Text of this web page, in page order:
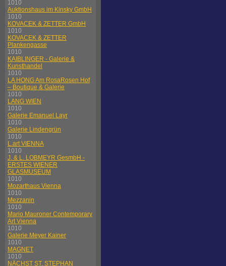
1010
Auktionshaus im Kinsky GmbH
1010
KOVACEK & ZETTER GmbH
1010
KOVACEK & ZETTER
Plankengasse
1010
KAIBLINGER - Galerie &
Kunsthandel
1010
LA HONG Am RosaRosen Hof
– Boutique & Galerie
1010
LANG WIEN
1010
Galerie Emanuel Layr
1010
Galerie Lindengrün
1010
L.art VIENNA
1010
J. & L. LOBMEYR GesmbH -
ERSTES WIENER
GLASMUSEUM
1010
Mozarthaus Vienna
1010
Mezzanin
1010
Mario Mauroner Contemporary
Art Vienna
1010
Galerie Meyer Kainer
1010
MAGNET
1010
NÄCHST ST. STEPHAN